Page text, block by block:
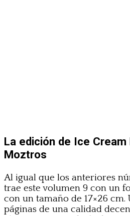
La edición de Ice Cream
Moztros
Al igual que los anteriores
trae este volumen 9 con un
con un tamaño de 17×26 cm.
páginas de una calidad